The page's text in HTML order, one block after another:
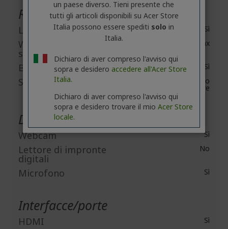
Rete e comunicazione
LAN wireless Sì
Wireless LAN
standard
IEEE 802.11ax
Bluetooth Sì
Standard Bluetooth Bluetooth 5.2 o
superiore
Dispositivi incorporati
Webcam Sì
Lettore di impronte
digitali
No
Microfono Sì
Interfacce/porte
HDMI Sì
un paese diverso. Tieni presente che
tutti gli articoli disponibili su Acer Store
Italia possono essere spediti solo in
Italia.
Dichiaro di aver compreso l'avviso qui
sopra e desidero accedere all'Acer Store
Italia.
Dichiaro di aver compreso l'avviso qui
sopra e desidero trovare il mio Acer Store
locale.